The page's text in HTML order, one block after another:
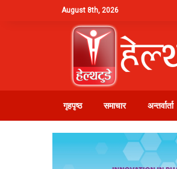
August 8th, 2026
गृहपृष्ठ समाचार अन्तर्वार्ता